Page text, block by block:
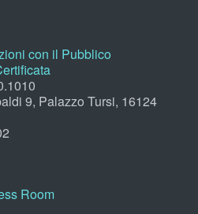
con il Pubblico
9, Palazzo Tursi, 16124
Room